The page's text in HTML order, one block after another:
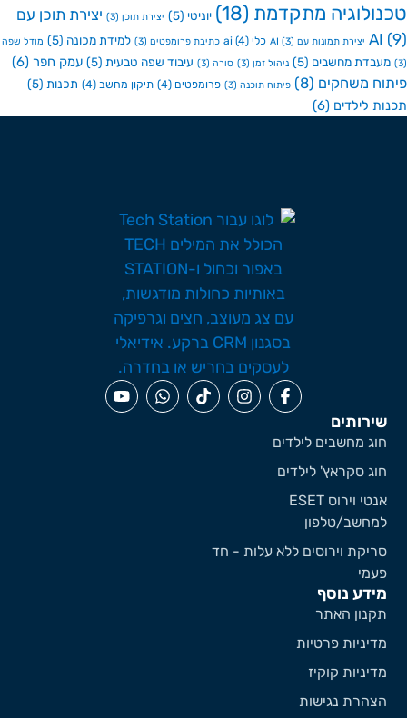
מתקדמת(18) יוניטי (5) יצירת תוכן(3)
יצירת תוכן עם
AI יצירת תמונות עם AI(3) כלי ai(4) כתיבת פרומפטים(3) למידת מכונה(5) מודל שפה
מחשבים(5) ניהול זמן(3) סורה (3) עיבוד שפה טבעית(5) עמק חפר (6)
משחקים(8) פיתוח תוכנה (3) פרומפטים(4) תיקון מחשב(4) תכנות(5)
לילדים(6)
נוסף
האתר
פרטיות
קוקיז
נגישות
מחשבים לילדים
סקראץ' לילדים
אנטי וירוס ESET
טלפון
וירוסים ללא עלות - חד